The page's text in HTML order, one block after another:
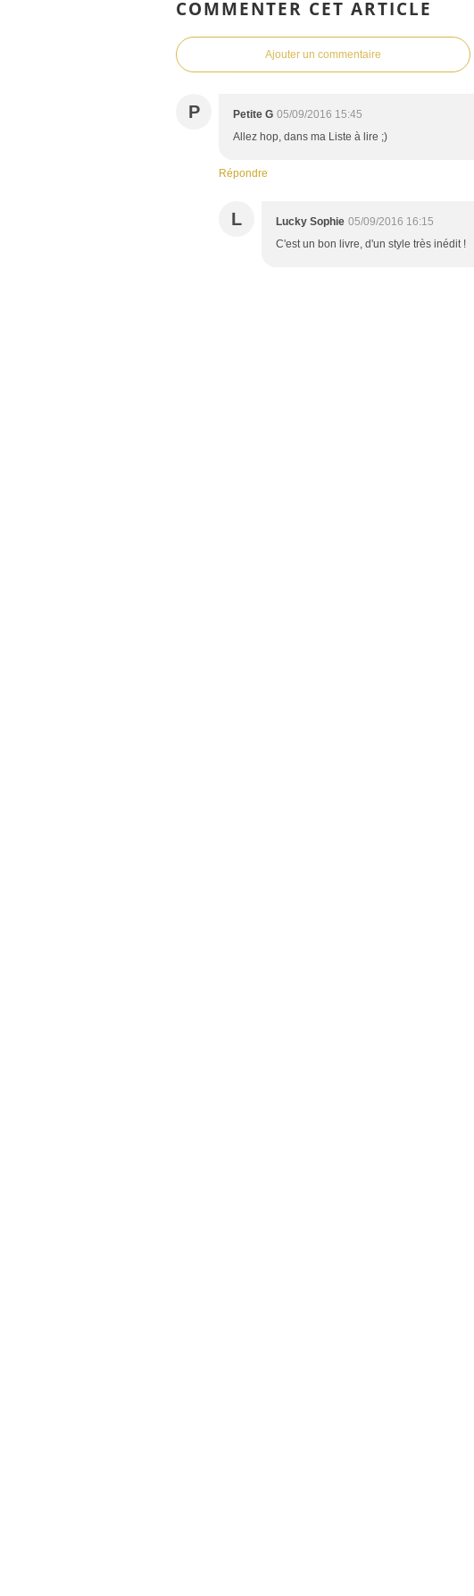
COMMENTER CET ARTICLE
Ajouter un commentaire
P Petite G 05/09/2016 15:45
Allez hop, dans ma Liste à lire ;)
Répondre
L Lucky Sophie 05/09/2016 16:15
C'est un bon livre, d'un style très inédit !